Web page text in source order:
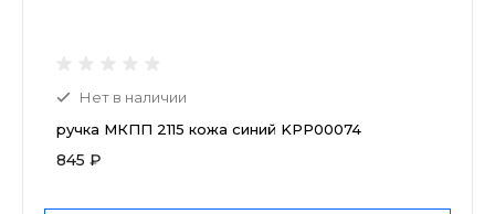
Нет в наличии
ручка МКПП 2115 кожа синий KPP00074
845 ₽